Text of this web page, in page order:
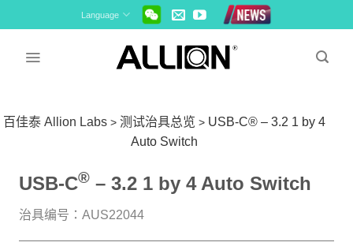
to
Language
百佳泰 Allion Labs> 测试治具总览 > USB-C® – 3.2 1 by 4
Auto Switch
USB-C®– 3.2 1 by 4 Auto Switch
治具编号：AUS22044